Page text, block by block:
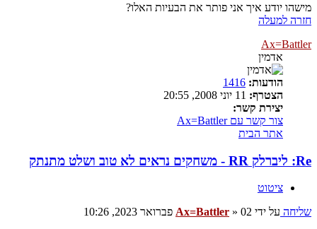
מישהו יודע איך אני פותר את הבעיות האלו?
חזרה למעלה
Ax=Battler
אדמין
הודעות: 1416
הצטרף:
יצירת קשר:
צור קשר עם Ax=Battler
אתר הבית
Re: ליברלק RR - משחקים נראים לא טוב ושלט מתנתק
ציטוט
שליחה על ידי Ax=Battler » 02 פברואר 2023, 10:26